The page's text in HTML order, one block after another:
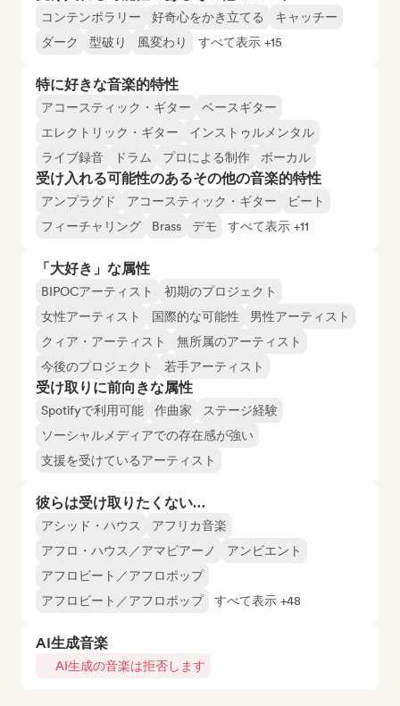
コンテンポラリー 好奇心をかき立てる
キャッチー
ダーク
型破り 風変わり すべて表示 +15
特に好きな音楽的特性
アコースティック・ギター
ベースギター
エレクトリック・ギター
インストゥルメンタル
ライブ録音
ドラム プロによる制作 ボーカル
受け入れる可能性のあるその他の音楽的特性
アンプラグド アコースティック・ギター
ビート
フィーチャリング
Brass デモ すべて表示 +11
「大好き」な属性
BIPOCアーティスト
初期のプロジェクト
女性アーティスト
国際的な可能性
男性アーティスト
クィア・アーティスト
無所属のアーティスト
今後のプロジェクト
若手アーティスト
受け取りに前向きな属性
Spotifyで利用可能 作曲家
ステージ経験
ソーシャルメディアでの存在感が強い
支援を受けているアーティスト
彼らは受け取りたくない…
アシッド・ハウス
アフリカ音楽
アフロ・ハウス／アマピアーノ
アンビエント
アフロビート／アフロポップ
アフロビート／アフロポップ
すべて表示 +48
AI生成音楽
AI生成の音楽は拒否します